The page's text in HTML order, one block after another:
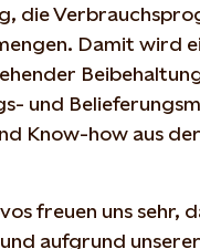
die
Damit wird
und
Know-how aus
freuen uns
aufgrund